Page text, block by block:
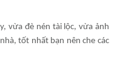
vừa đè nén tài lộc, vừa ảnh
tốt nhất bạn nên che các